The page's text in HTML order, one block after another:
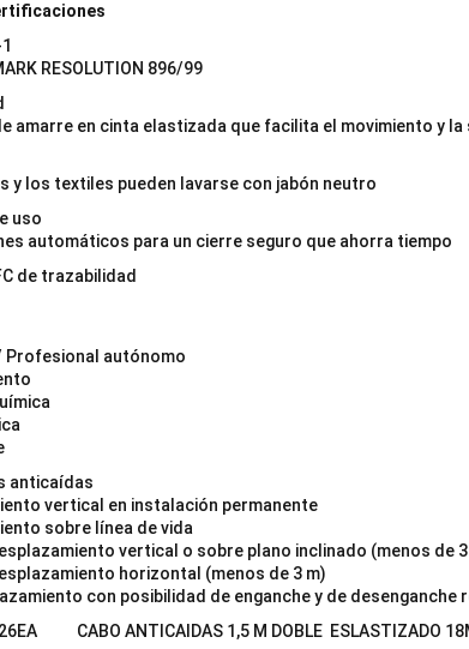
RESOLUTION 896/99
amarre en cinta elastizada que facilita el movimiento y la
y los textiles pueden lavarse con jabón neutro
uso
automáticos para un cierre seguro que ahorra tiempo
de trazabilidad
Profesional autónomo
anticaídas
vertical en instalación permanente
sobre línea de vida
vertical o sobre plano inclinado (menos de 3
horizontal (menos de 3 m)
con posibilidad de enganche y de desenganche
CABO ANTICAIDAS 1,5 M DOBLE ESLASTIZADO